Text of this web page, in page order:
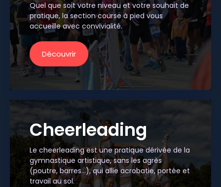
Quel que soit votre niveau et votre souhait de
pratique, la section course à pied vous
accueille avec convivialité.
Découvrir
Cheerleading​
Le cheerleading est une pratique dérivée de la
gymnastique artistique, sans les agrès
(poutre, barres...), qui allie acrobatie, portée et
travail au sol.